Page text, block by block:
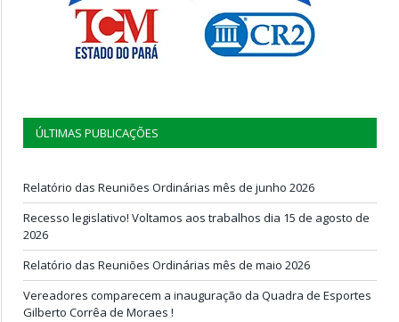
ÚLTIMAS PUBLICAÇÕES
Relatório das Reuniões Ordinárias mês de junho 2026
Recesso legislativo! Voltamos aos trabalhos dia 15 de agosto de
2026
Relatório das Reuniões Ordinárias mês de maio 2026
Vereadores comparecem a inauguração da Quadra de Esportes
Gilberto Corrêa de Moraes !